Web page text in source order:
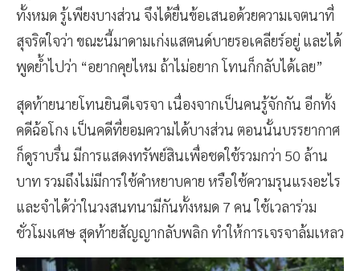
ทั้งหมด รู้เพียงบางส่วน จึงได้ยื่นข้อเสนอด้วยความเจตนาที่
สุจริตใจว่า ขณะนี้มาดามเก่งแสตนด์บายรอเคลียร์อยู่ และได้
พูดย้ำไปว่า “อยากคุยไหม ถ้าไม่อยาก โทนก็กลับได้เลย”
สุดท้ายนายโทนยินดีเจรจา เนื่องจากเป็นคนรู้จักกัน อีกทั้ง
คดีฉ้อโกง เป็นคดีที่ยอมความได้บางส่วน ตอนนั้นบรรยากาศ
ก็ดูราบรื่น มีการแสดงทรัพย์สินเพื่อชดใช้รวมกว่า 50 ล้าน
บาท รวมถึงไม่มีการใช้คำหยาบคาย หรือใช้ความรุนแรงอะไร
และจำได้ว่าในวงสนทนามีกันทั้งหมด 7 คน ใช้เวลาร่วม
ชั่วโมงเศษ สุดท้ายสัญญากลับพลิก ทำให้การเจรจาล้มเหลว